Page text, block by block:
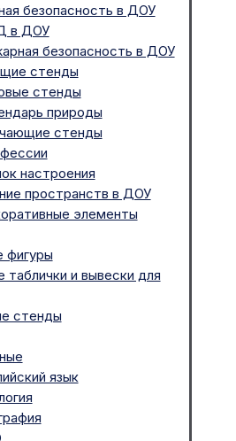
безопасность в ДОУ
в ДОУ
безопасность в ДОУ
стенды
стенды
природы
стенды
настроения
пространств в ДОУ
элементы
фигуры
и вывески для
стенды
язык